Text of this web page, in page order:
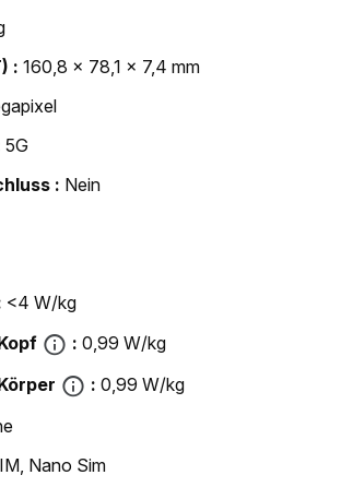
160,8 x 78,1 x 7,4 mm
5G
Nein
<4 W/kg
0,99 W/kg
0,99 W/kg
Nano Sim